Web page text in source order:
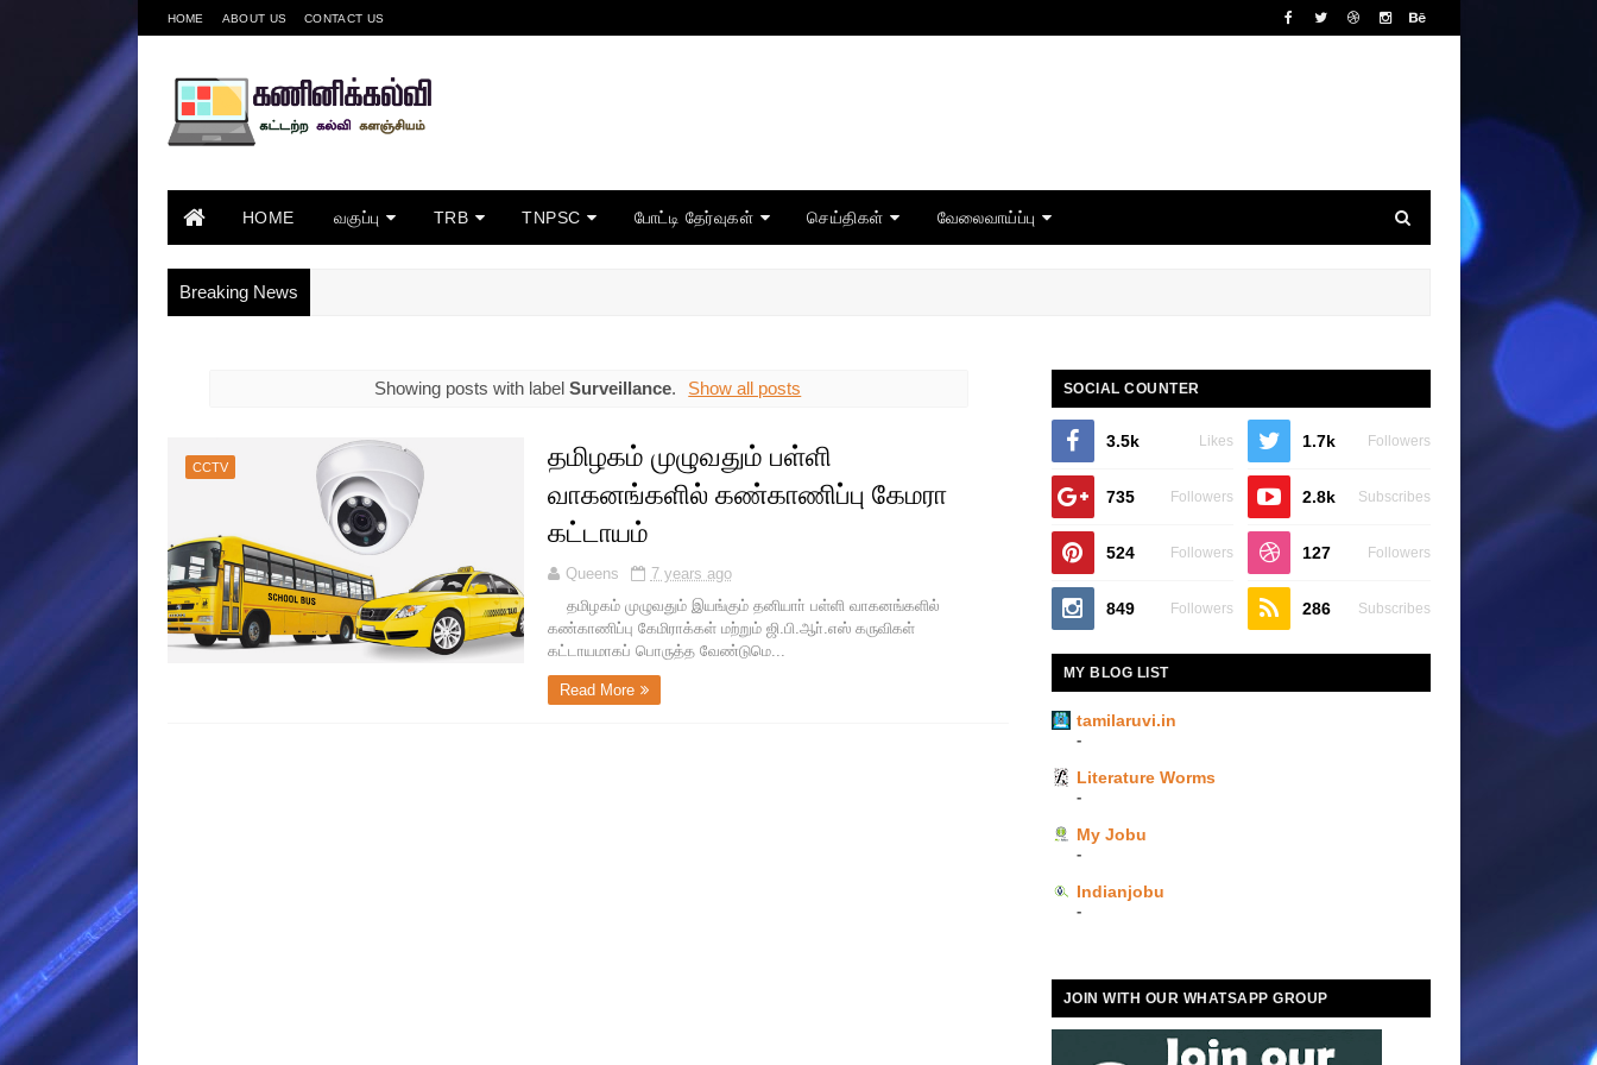
HOME ABOUT US CONTACT US
HOME வகுப்பு TRB TNPSC போட்டி தேர்வுகள் செய்திகள் வேலைவாய்ப்பு
Breaking News
Showing posts with labelSurveillance. Show all posts
CCTV
தமிழகம் முழுவதும் பள்ளி
வாகனங்களில் கண்காணிப்பு கேமரா
கட்டாயம்
Queens
7 years ago
தமிழகம் முழுவதும் இயங்கும் தனியாா் பள்ளி வாகனங்களில்
கண்காணிப்பு கேமிராக்கள் மற்றும் ஜி.பி.ஆா்.எஸ் கருவிகள்
கட்டாயமாகப் பொருத்த வேண்டுமெ...
Read More
SOCIAL COUNTER
3.5k Likes 1.7k Followers
735 Followers 2.8k Subscribes
524 Followers 127 Followers
849 Followers 286 Subscribes
MY BLOG LIST
tamilaruvi.in
-
Literature Worms
-
My Jobu
-
Indianjobu
-
JOIN WITH OUR WHATSAPP GROUP